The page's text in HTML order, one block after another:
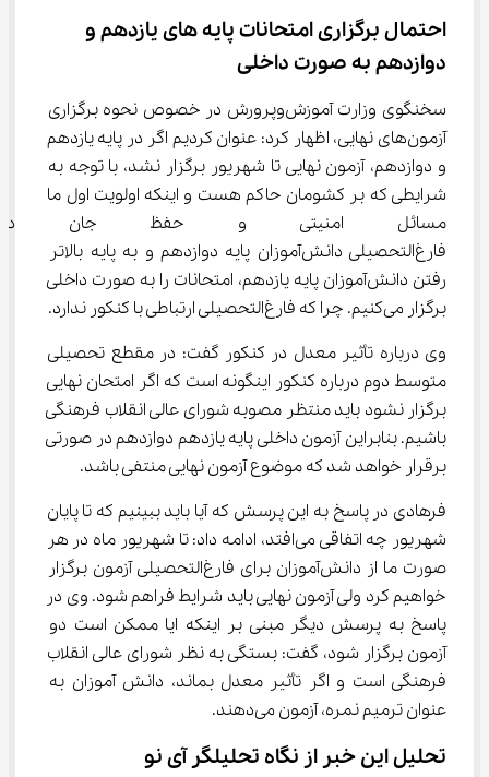
احتمال برگزاری امتحانات پایه‌ های یازدهم و
دوازدهم به صورت داخلی
سخنگوی وزارت آموزش‌وپرورش در خصوص نحوه برگزاری
آزمون‌های نهایی، اظهار کرد: عنوان کردیم اگر در پایه یازدهم
و دوازدهم، آزمون نهایی تا شهریور برگزار نشد، با توجه به
شرایطی که بر کشومان حاکم هست و اینکه اولویت اول ما
مسائل امنیتی و حفظ جان
فارغ‌التحصیلی دانش‌آموزان پایه دوازدهم و به پایه بالاتر
رفتن دانش‌آموزان پایه یازدهم، امتحانات را به صورت داخلی
برگزار می‌کنیم. چرا که فارغ‌التحصیلی ارتباطی با کنکور ندارد.
وی درباره تأثیر معدل در کنکور گفت: در مقطع تحصیلی
متوسط دوم درباره کنکور اینگونه است که اگر امتحان نهایی
برگزار نشود باید منتظر مصوبه شورای عالی انقلاب فرهنگی
باشیم. بنابراین آزمون داخلی پایه یازدهم دوازدهم در صورتی
برقرار خواهد شد که موضوع آزمون نهایی منتفی باشد.
فرهادی در پاسخ به این پرسش که آیا باید ببینیم که تا پایان
شهریور چه اتفاقی می‌افتد، ادامه داد: تا شهریور ماه در هر
صورت ما از دانش‌آموزان برای فارغ‌التحصیلی آزمون برگزار
خواهیم کرد ولی آزمون نهایی باید شرایط فراهم شود. وی در
پاسخ به پرسش دیگر مبنی بر اینکه ایا ممکن است دو
آزمون برگزار شود، گفت: بستگی به نظر شورای عالی انقلاب
فرهنگی است و اگر تأثیر معدل بماند، دانش آموزان به
عنوان ترمیم نمره، آزمون می‌دهند.
تحلیل این خبر از نگاه تحلیلگر آی نو